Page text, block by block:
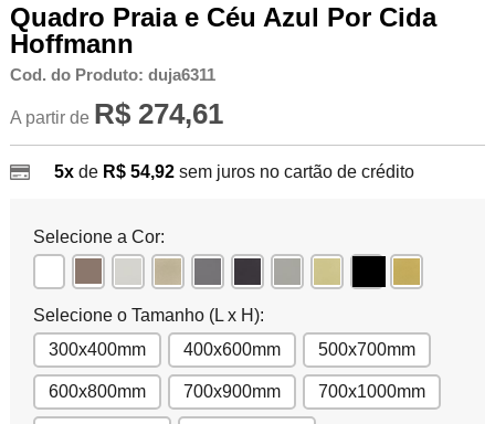
Quadro Praia e Céu Azul Por Cida
Hoffmann
Cod. do Produto: duja6311
A partir de R$ 274,61
5xde R$ 54,92 sem juros no cartão de crédito
Selecione a Cor:
Selecione o Tamanho (L x H):
300x400mm
400x600mm 500x700mm
600x800mm 700x900mm 700x1000mm